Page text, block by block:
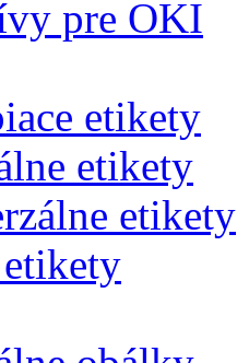
pre OKI
etikety
etikety
etikety